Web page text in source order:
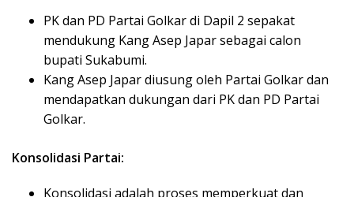
PK dan PD Partai Golkar di Dapil 2 sepakat
mendukung Kang Asep Japar sebagai calon
bupati Sukabumi.
Kang Asep Japar diusung oleh Partai Golkar dan
mendapatkan dukungan dari PK dan PD Partai
Golkar.
Konsolidasi Partai:
Konsolidasi adalah proses memperkuat dan